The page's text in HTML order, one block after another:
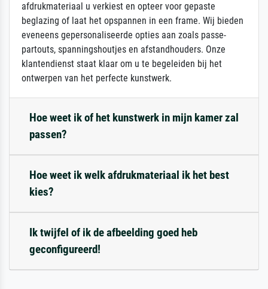
afdrukmateriaal u verkiest en opteer voor gepaste
beglazing of laat het opspannen in een frame. Wij bieden
eveneens gepersonaliseerde opties aan zoals passe-
partouts, spanningshoutjes en afstandhouders. Onze
klantendienst staat klaar om u te begeleiden bij het
ontwerpen van het perfecte kunstwerk.
Hoe weet ik of het kunstwerk in mijn kamer zal
passen?
Hoe weet ik welk afdrukmateriaal ik het best
kies?
Ik twijfel of ik de afbeelding goed heb
geconfigureerd!